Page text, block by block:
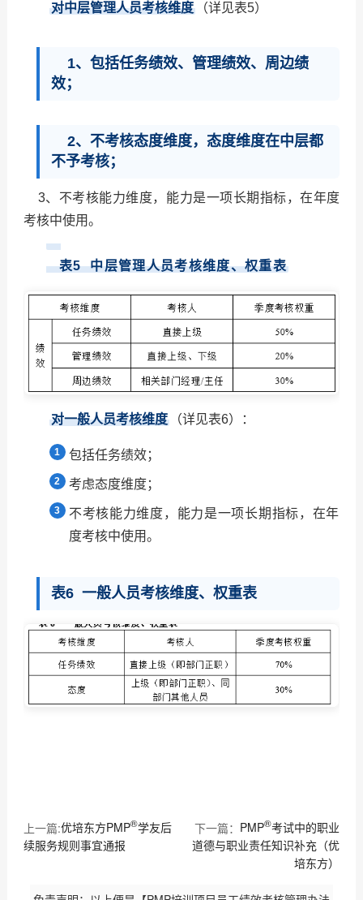
对中层管理人员考核维度（详见表5）
1、包括任务绩效、管理绩效、周边绩
效；
2、不考核态度维度，态度维度在中层都
不予考核；
3、不考核能力维度，能力是一项长期指标，在年度
考核中使用。
表5 中层管理人员考核维度、权重表
对一般人员考核维度（详见表6）：
包括任务绩效；
考虑态度维度；
不考核能力维度，能力是一项长期指标，在年
度考核中使用。
表6 一般人员考核维度、权重表
上一篇:优培东方PMP®学友后
续服务规则事宜通报
下一篇： PMP®考试中的职业
道德与职业责任知识补充（优
培东方）